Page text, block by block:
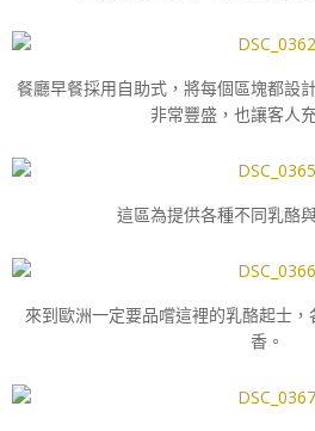
餐廳早餐採用自助式，將每個區塊都設
非常豐盛，也讓客人
這區為提供各種不同乳酪
來到歐洲一定要品嚐這裡的乳酪起士，
香。